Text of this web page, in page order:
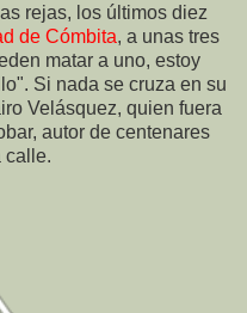
rejas, los últimos diez
de Cómbita, a unas tres
matar a uno, estoy
Si nada se cruza en su
Velásquez, quien fuera
autor de centenares
calle.